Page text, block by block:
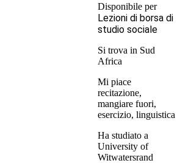
Disponibile per
Lezioni di borsa di
studio sociale
Si trova in Sud
Africa
Mi piace
recitazione,
mangiare fuori,
esercizio, linguistica
Ha studiato a
University of
Witwatersrand